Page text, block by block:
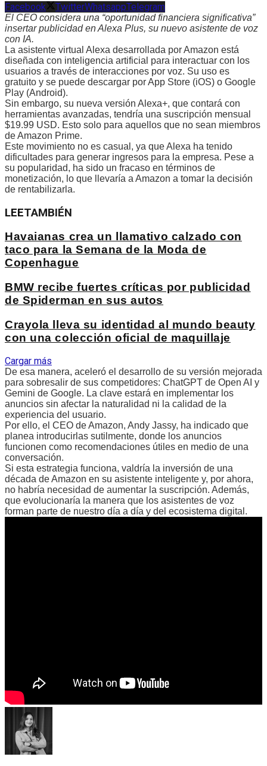
Facebook TwitterWhatsappTelegram
El CEO considera una “oportunidad financiera significativa”
insertar publicidad en Alexa Plus, su nuevo asistente de voz
con IA.
La asistente virtual Alexa desarrollada por Amazon está
diseñada con inteligencia artificial para interactuar con los
usuarios a través de interacciones por voz. Su uso es
gratuito y se puede descargar por App Store (iOS) o Google
Play (Android).
Sin embargo, su nueva versión Alexa+, que contará con
herramientas avanzadas, tendría una suscripción mensual
$19.99 USD. Esto solo para aquellos que no sean miembros
de Amazon Prime.
Este movimiento no es casual, ya que Alexa ha tenido
dificultades para generar ingresos para la empresa. Pese a
su popularidad, ha sido un fracaso en términos de
monetización, lo que llevaría a Amazon a tomar la decisión
de rentabilizarla.
LEETAMBIÉN
Havaianas crea un llamativo calzado con
taco para la Semana de la Moda de
Copenhague
BMW recibe fuertes críticas por publicidad
de Spiderman en sus autos
Crayola lleva su identidad al mundo beauty
con una colección oficial de maquillaje
Cargar más
De esa manera, aceleró el desarrollo de su versión mejorada
para sobresalir de sus competidores: ChatGPT de Open AI y
Gemini de Google. La clave estará en implementar los
anuncios sin afectar la naturalidad ni la calidad de la
experiencia del usuario.
Por ello, el CEO de Amazon, Andy Jassy, ha indicado que
planea introducirlas sutilmente, donde los anuncios
funcionen como recomendaciones útiles en medio de una
conversación.
Si esta estrategia funciona, valdría la inversión de una
década de Amazon en su asistente inteligente y, por ahora,
no habría necesidad de aumentar la suscripción. Además,
que evolucionaría la manera que los asistentes de voz
forman parte de nuestro día a día y del ecosistema digital.